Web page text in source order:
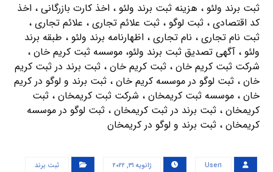
ثبت برند ولئو ، هزینه ثبت برند ولئو ، اخذ کارت بازرگانی ، اخذ
کد اقتصادی ، ثبت لوگو ، ثبت علائم تجاری ، علائم تجاری ،
ثبت نام تجاری ، نام تجاری ، اظهارنامه برند ولئو ، طبقه برند
ولئو ، آگهی تصدیق ثبت برند ولئو، موسسه ثبت کریم خان ،
شرکت ثبت کریم خان ، ثبت کریم خان ، ثبت برند در ثبت کریم
خان ، ثبت لوگو در موسسه کریم خان ، ثبت برند و لوگو در کریم
خان ، موسسه ثبت کریمخان ، شرکت ثبت کریمخان ، ثبت
کریمخان ، ثبت برند در ثبت کریمخان ، ثبت لوگو در موسسه
کریمخان ، ثبت برند و لوگو در کریمخان
User۱ ژانویه ۳۱, ۲۰۲۲ ثبت برند